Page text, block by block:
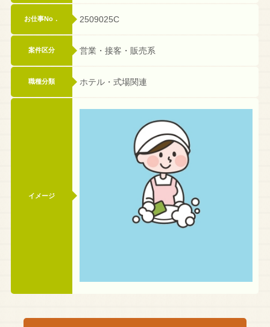
お仕事No． 2509025C
案件区分 営業・接客・販売系
職種分類 ホテル・式場関連
イメージ